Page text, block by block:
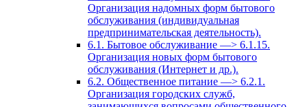
Организация надомных форм бытового
обслуживания (индивидуальная
предпринимательская деятельность).
6.1. Бытовое обслуживание —> 6.1.15.
Организация новых форм бытового
обслуживания (Интернет и др.).
6.2. Общественное питание —> 6.2.1.
Организация городских служб,